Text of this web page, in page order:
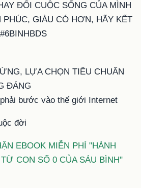
ĐỔI CUỘC SỐNG CỦA MÌNH
PHÚC, GIÀU CÓ HƠN, HÃY KẾT
LỰA CHỌN TIÊU CHUẨN
ĐÁNG
đời
EBOOK MIỄN PHÍ "HÀNH
CON SỐ 0 CỦA SÁU BÌNH"